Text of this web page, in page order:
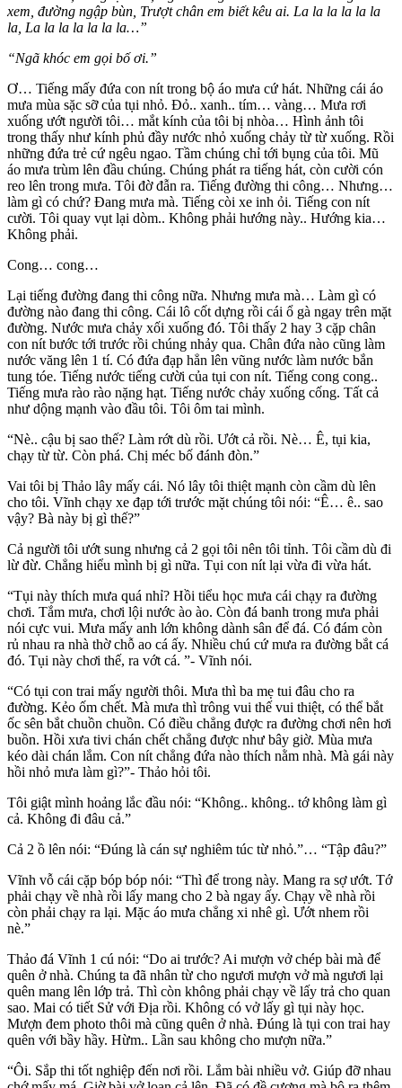
xem, đường ngập bùn, Trượt chân em biết kêu ai. La la la la la la
la, La la la la la la la…”
“Ngã khóc em gọi bố ơi.”
Ơ… Tiếng mấy đứa con nít trong bộ áo mưa cứ hát. Những cái áo
mưa mùa sặc sỡ của tụi nhỏ. Đỏ.. xanh.. tím… vàng… Mưa rơi
xuống ướt người tôi… mắt kính của tôi bị nhòa… Hình ảnh tôi
trong thấy như kính phủ đầy nước nhỏ xuống chảy từ từ xuống. Rồi
những đứa trẻ cứ ngêu ngao. Tầm chúng chỉ tới bụng của tôi. Mũ
áo mưa trùm lên đầu chúng. Chúng phát ra tiếng hát, còn cười cón
reo lên trong mưa. Tôi đờ đẫn ra. Tiếng đường thi công… Nhưng…
làm gì có chứ? Đang mưa mà. Tiếng còi xe inh ỏi. Tiếng con nít
cười. Tôi quay vụt lại dòm.. Không phải hướng này.. Hướng kia…
Không phải.
Cong… cong…
Lại tiếng đường đang thi công nữa. Nhưng mưa mà… Làm gì có
đường nào đang thi công. Cái lô cốt dựng rồi cái ổ gà ngay trên mặt
đường. Nước mưa chảy xối xuống đó. Tôi thấy 2 hay 3 cặp chân
con nít bước tới trước rồi chúng nhảy qua. Chân đứa nào cũng làm
nước văng lên 1 tí. Có đứa đạp hẳn lên vũng nước làm nước bắn
tung tóe. Tiếng nước tiếng cười của tụi con nít. Tiếng cong cong..
Tiếng mưa rào rào nặng hạt. Tiếng nước chảy xuống cống. Tất cả
như dộng mạnh vào đầu tôi. Tôi ôm tai mình.
“Nè.. cậu bị sao thế? Làm rớt dù rồi. Ướt cả rồi. Nè… Ê, tụi kia,
chạy từ từ. Còn phá. Chị méc bố đánh đòn.”
Vai tôi bị Thảo lây mấy cái. Nó lây tôi thiệt mạnh còn cầm dù lên
cho tôi. Vĩnh chạy xe đạp tới trước mặt chúng tôi nói: “Ê… ê.. sao
vậy? Bà này bị gì thế?”
Cả người tôi ướt sung nhưng cả 2 gọi tôi nên tôi tỉnh. Tôi cầm dù đi
lừ đừ. Chẳng hiểu mình bị gì nữa. Tụi con nít lại vừa đi vừa hát.
“Tụi này thích mưa quá nhỉ? Hồi tiểu học mưa cái chạy ra đường
chơi. Tắm mưa, chơi lội nước ào ào. Còn đá banh trong mưa phải
nói cực vui. Mưa mấy anh lớn không dành sân để đá. Có đám còn
rủ nhau ra nhà thờ chỗ ao cá ấy. Nhiều chú cứ mưa ra đường bắt cá
đó. Tụi này chơi thế, ra vớt cá. ”- Vĩnh nói.
“Có tụi con trai mấy người thôi. Mưa thì ba mẹ tui đâu cho ra
đường. Kẻo ốm chết. Mà mưa thì trông vui thế vui thiệt, có thể bắt
ốc sên bắt chuồn chuồn. Có điều chẳng được ra đường chơi nên hơi
buồn. Hồi xưa tivi chán chết chẳng được như bây giờ. Mùa mưa
kéo dài chán lắm. Con nít chẳng đứa nào thích nằm nhà. Mà gái này
hồi nhỏ mưa làm gì?”- Thảo hỏi tôi.
Tôi giật mình hoảng lắc đầu nói: “Không.. không.. tớ không làm gì
cả. Không đi đâu cả.”
Cả 2 ồ lên nói: “Đúng là cán sự nghiêm túc từ nhỏ.”… “Tập đâu?”
Vĩnh vỗ cái cặp bóp bóp nói: “Thì để trong này. Mang ra sợ ướt. Tớ
phải chạy về nhà rồi lấy mang cho 2 bà ngay ấy. Chạy về nhà rồi
còn phải chạy ra lại. Mặc áo mưa chẳng xi nhê gì. Ướt nhem rồi
nè.”
Thảo đá Vĩnh 1 cú nói: “Do ai trước? Ai mượn vở chép bài mà để
quên ở nhà. Chúng ta đã nhân từ cho ngươi mượn vở mà ngươi lại
quên mang lên lớp trả. Thì còn không phải chạy về lấy trả cho quan
sao. Mai có tiết Sử với Địa rồi. Không có vở lấy gì tụi này học.
Mượn đem photo thôi mà cũng quên ở nhà. Đúng là tụi con trai hay
quên với bầy hầy. Hừm.. Lần sau không cho mượn nữa.”
“Ôi. Sắp thi tốt nghiệp đến nơi rồi. Lắm bài nhiều vở. Giúp đỡ nhau